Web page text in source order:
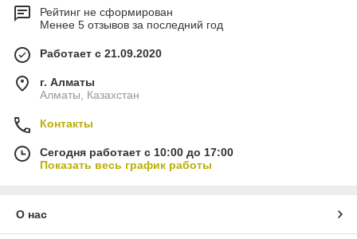
Рейтинг не сформирован
Менее 5 отзывов за последний год
Работает с 21.09.2020
г. Алматы
Алматы, Казахстан
Контакты
Сегодня работает с 10:00 до 17:00
Показать весь график работы
О нас